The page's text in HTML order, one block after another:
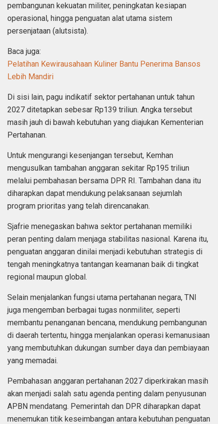
pembangunan kekuatan militer, peningkatan kesiapan
operasional, hingga penguatan alat utama sistem
persenjataan (alutsista).
Baca juga:
Pelatihan Kewirausahaan Kuliner Bantu Penerima Bansos
Lebih Mandiri
Di sisi lain, pagu indikatif sektor pertahanan untuk tahun
2027 ditetapkan sebesar Rp139 triliun. Angka tersebut
masih jauh di bawah kebutuhan yang diajukan Kementerian
Pertahanan.
Untuk mengurangi kesenjangan tersebut, Kemhan
mengusulkan tambahan anggaran sekitar Rp195 triliun
melalui pembahasan bersama DPR RI. Tambahan dana itu
diharapkan dapat mendukung pelaksanaan sejumlah
program prioritas yang telah direncanakan.
Sjafrie menegaskan bahwa sektor pertahanan memiliki
peran penting dalam menjaga stabilitas nasional. Karena itu,
penguatan anggaran dinilai menjadi kebutuhan strategis di
tengah meningkatnya tantangan keamanan baik di tingkat
regional maupun global.
Selain menjalankan fungsi utama pertahanan negara, TNI
juga mengemban berbagai tugas nonmiliter, seperti
membantu penanganan bencana, mendukung pembangunan
di daerah tertentu, hingga menjalankan operasi kemanusiaan
yang membutuhkan dukungan sumber daya dan pembiayaan
yang memadai.
Pembahasan anggaran pertahanan 2027 diperkirakan masih
akan menjadi salah satu agenda penting dalam penyusunan
APBN mendatang. Pemerintah dan DPR diharapkan dapat
menemukan titik keseimbangan antara kebutuhan penguatan